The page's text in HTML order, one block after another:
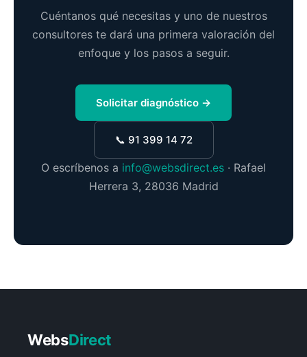
Cuéntanos qué necesitas y uno de nuestros
consultores te dará una primera valoración del
enfoque y los pasos a seguir.
Solicitar diagnóstico →
📞 91 399 14 72
O escríbenos a info@websdirect.es · Rafael
Herrera 3, 28036 Madrid
WebsDirect